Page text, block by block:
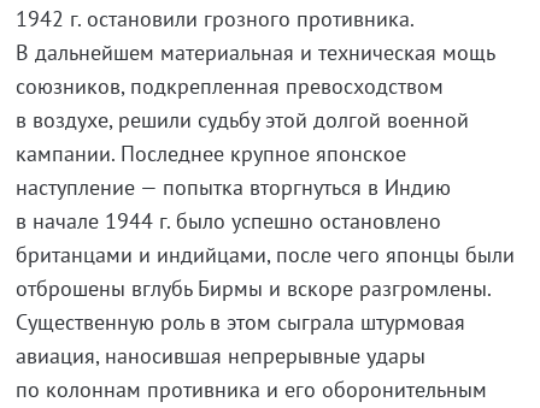
1942 г. остановили грозного противника.
В дальнейшем материальная и техническая мощь
союзников, подкрепленная превосходством
в воздухе, решили судьбу этой долгой военной
кампании. Последнее крупное японское
наступление — попытка вторгнуться в Индию
в начале 1944 г. было успешно остановлено
британцами и индийцами, после чего японцы были
отброшены вглубь Бирмы и вскоре разгромлены.
Существенную роль в этом сыграла штурмовая
авиация, наносившая непрерывные удары
по колоннам противника и его оборонительным